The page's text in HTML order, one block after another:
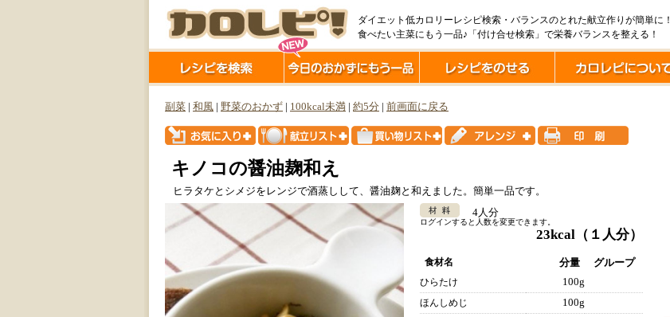
ダイエット低カロリーレシピ検索・バランスのとれた献立作りが簡単に！
食べたい主菜にもう一品♪「付け合せ検索」で栄養バランスを整える！
副菜 和風 野菜のおかず 100kcal未満 約5分 前画面に戻る
キノコの醤油麹和え
ヒラタケとシメジをレンジで酒蒸しして、醤油麹と和えました。簡単一品です。
4人分
ログインすると人数を変更できます。
23kcal （１人分）
食材名 分量 グループ
ひらたけ 100g
ほんしめじ 100g